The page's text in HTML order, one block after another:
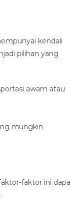
kendali
pilihan yang
awam atau
mungkin
faktor ini